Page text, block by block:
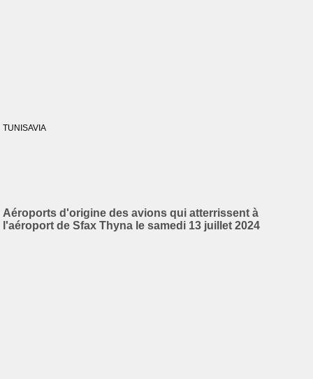
TUNISAVIA
Aéroports d'origine des avions qui atterrissent à
l'aéroport de Sfax Thyna le samedi 13 juillet 2024